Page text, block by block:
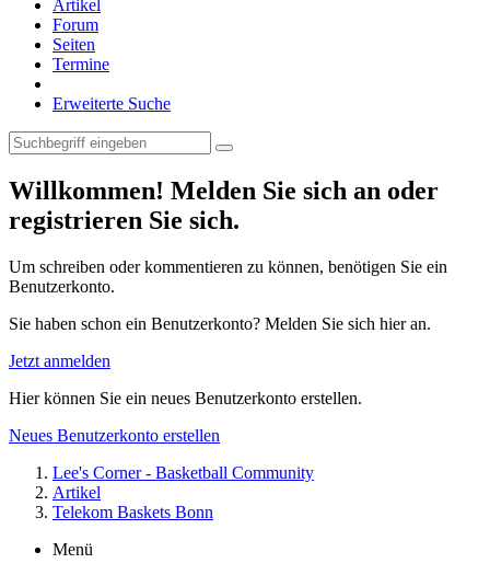
Artikel
Forum
Seiten
Termine
Erweiterte Suche
Willkommen! Melden Sie sich an oder
registrieren Sie sich.
Um schreiben oder kommentieren zu können, benötigen Sie ein
Benutzerkonto.
Sie haben schon ein Benutzerkonto? Melden Sie sich hier an.
Jetzt anmelden
Hier können Sie ein neues Benutzerkonto erstellen.
Neues Benutzerkonto erstellen
Lee's Corner - Basketball Community
Artikel
Telekom Baskets Bonn
Menü